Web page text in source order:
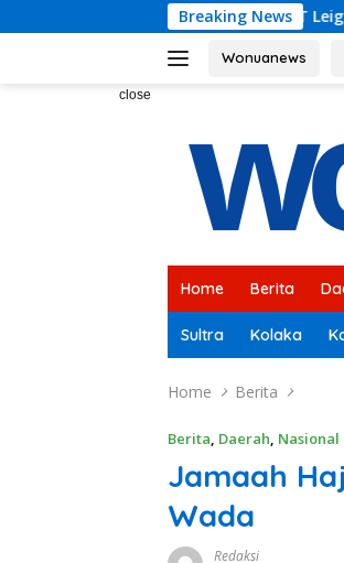
to
Breaking News
PT Leighton Contractors Indonesia
Wonuanews
close
Home Berita
Sultra Kolaka
Home Berita
Berita, Daerah, Nasional
Jamaah
Wada
Redaksi